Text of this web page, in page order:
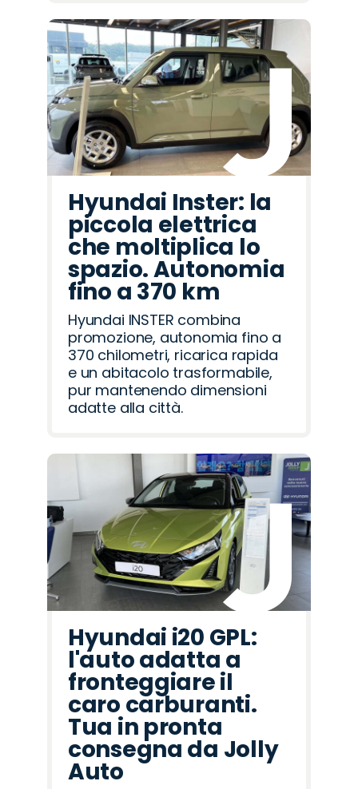
Hyundai Inster: la
piccola elettrica
che moltiplica lo
spazio. Autonomia
fino a 370 km
Hyundai INSTER combina
promozione, autonomia fino a
370 chilometri, ricarica rapida
e un abitacolo trasformabile,
pur mantenendo dimensioni
adatte alla città.
Hyundai i20 GPL:
l'auto adatta a
fronteggiare il
caro carburanti.
Tua in pronta
consegna da Jolly
Auto